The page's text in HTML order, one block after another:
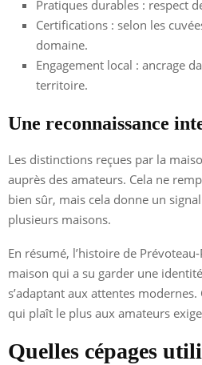
Pratiques durables : respect
Certifications : selon les
domaine.
Engagement local : ancrage
territoire.
Une reconnaissance
Les distinctions reçues par la
auprès des amateurs. Cela ne
bien sûr, mais cela donne un
plusieurs maisons.
En résumé, l’histoire de
maison qui a su garder une
s’adaptant aux attentes modernes.
qui plaît le plus aux amateurs
Quelles cépages